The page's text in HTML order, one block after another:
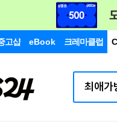
고샵 eBook 크레마클럽